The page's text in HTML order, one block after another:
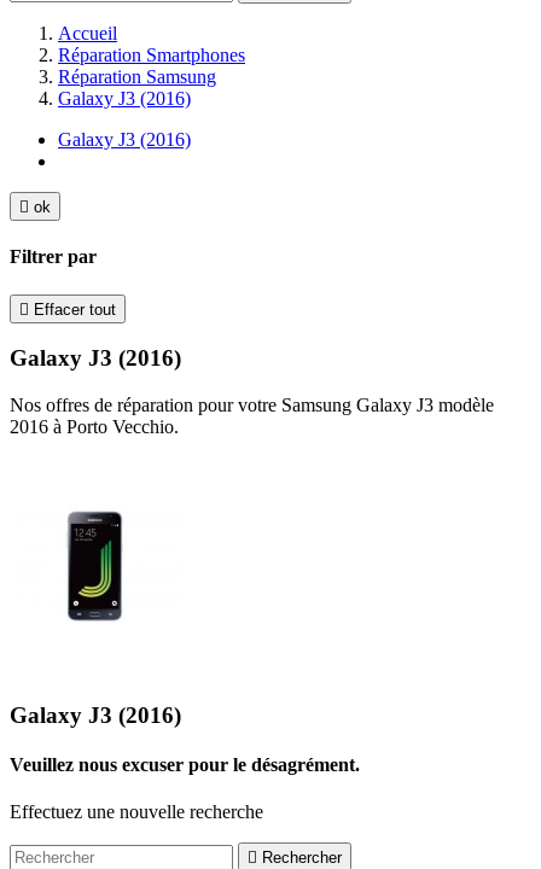
Accueil
Réparation Smartphones
Réparation Samsung
Galaxy J3 (2016)
Galaxy J3 (2016)
 ok
Filtrer par
 Effacer tout
Galaxy J3 (2016)
Nos offres de réparation pour votre Samsung Galaxy J3 modèle
2016 à Porto Vecchio.
Galaxy J3 (2016)
Veuillez nous excuser pour le désagrément.
Effectuez une nouvelle recherche
 Rechercher